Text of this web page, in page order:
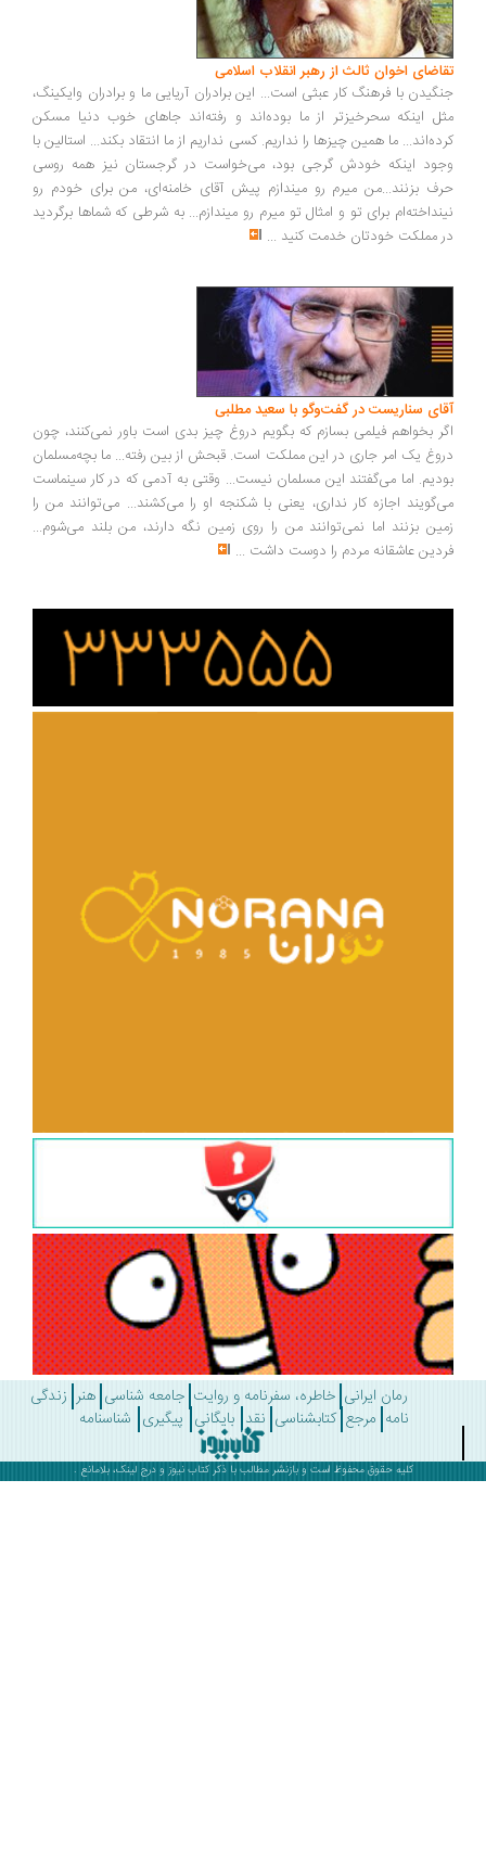
اخوان ثالث از رهبر انقلاب اسلامی
با فرهنگ کار عبثی است... این برادران آریایی ما و برادران وایکینگ،
اینکه سحرخیزتر از ما بوده‌اند و رفته‌اند جاهای خوب دنیا مسکن
ما همین چیزها را نداریم. کسی نداریم از ما انتقاد بکند... استالین با
اینکه خودش گرجی بود، می‌خواست در گرجستان نیز همه روسی
بزنند...من میرم رو میندازم پیش آقای خامنه‌ای، من برای خودم رو
برای تو و امثال تو میرم رو میندازم... به شرطی که شماها برگردید
مملکت خودتان خدمت کنید...
سناریست در گفت‌وگو با سعید مطلبی
بخواهم فیلمی بسازم که بگویم دروغ چیز بدی است باور نمی‌کنند، چون
یک امر جاری در این مملکت است. قبحش از بین رفته... ما بچه‌مسلمان
اما می‌گفتند این مسلمان نیست... وقتی به آدمی که در کار سینماست
اجازه کار نداری، یعنی با شکنجه او را می‌کشند... می‌توانند من را
بزنند اما نمی‌توانند من را روی زمین نگه دارند، من بلند می‌شوم...
عاشقانه مردم را دوست داشت ...
رمان ایرانی خاطره، سفرنامه و روایت جامعه شناسی هنر زندگی
مرجع کتابشناسی نقد بایگانی پیگیری شناسنامه
کلیه حقوق محفوظ است و بازنشر مطالب با ذکرکتاب نیوز و درج لینک، بلامانع .